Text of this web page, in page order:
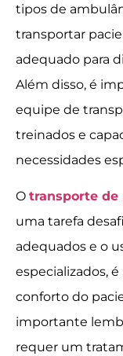
tipos de
transportar
adequado para
Além disso, é
equipe de
treinados e
necessidades
O transporte de
uma tarefa
adequados e o
especializados,
conforto do
importante
requer um